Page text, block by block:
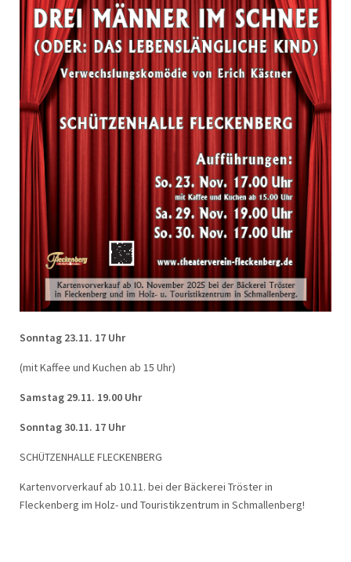
Sonntag 23.11. 17 Uhr
(mit Kaffee und Kuchen ab 15 Uhr)
Samstag 29.11. 19.00 Uhr
Sonntag 30.11. 17 Uhr
SCHÜTZENHALLE FLECKENBERG
Kartenvorverkauf ab 10.11. bei der Bäckerei Tröster in
Fleckenberg im Holz- und Touristikzentrum in Schmallenberg!